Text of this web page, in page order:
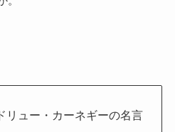
リュー・カーネギーの名言